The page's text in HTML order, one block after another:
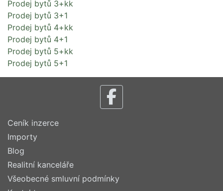
Prodej bytů 3+kk
Prodej bytů 3+1
Prodej bytů 4+kk
Prodej bytů 4+1
Prodej bytů 5+kk
Prodej bytů 5+1
Ceník inzerce
Importy
Blog
Realitní kanceláře
Všeobecné smluvní podmínky